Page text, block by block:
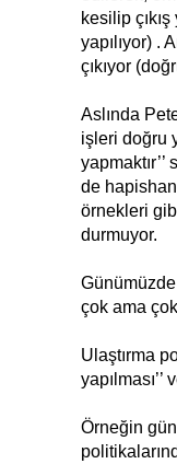
kesilip
yapılıyor) .
çıkıyor
Aslında
işleri doğru
de
örnekleri
durmuyor.
çok ama
Ulaştırma
yapılması’’
Örneğin